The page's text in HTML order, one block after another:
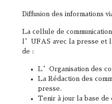
Diffusion des informations
La cellule de
l’UFAS avec la presse et
de :
L’Organisation des
La Rédaction des
presse.
Tenir à jour la base de